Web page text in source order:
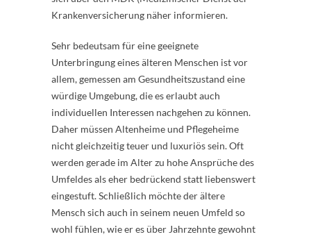
Krankenversicherung näher informieren.
Sehr bedeutsam für eine geeignete
Unterbringung eines älteren Menschen ist vor
allem, gemessen am Gesundheitszustand eine
würdige Umgebung, die es erlaubt auch
individuellen Interessen nachgehen zu können.
Daher müssen Altenheime und Pflegeheime
nicht gleichzeitig teuer und luxuriös sein. Oft
werden gerade im Alter zu hohe Ansprüche des
Umfeldes als eher bedrückend statt liebenswert
eingestuft. Schließlich möchte der ältere
Mensch sich auch in seinem neuen Umfeld so
wohl fühlen, wie er es über Jahrzehnte gewohnt